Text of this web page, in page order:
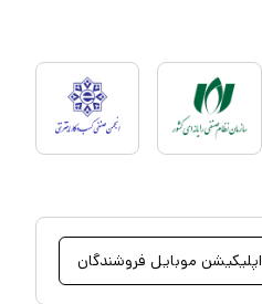
اپلیکیشن موبایل فروشندگان